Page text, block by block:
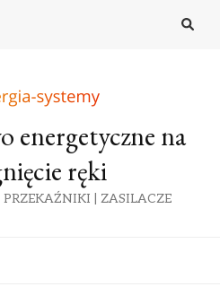
energetyczne na
ręki
| ZASILACZE